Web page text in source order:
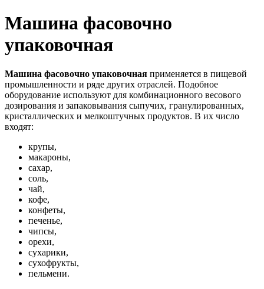
Машина фасовочно
упаковочная
Машина фасовочно упаковочная применяется в пищевой
промышленности и ряде других отраслей. Подобное
оборудование используют для комбинационного весового
дозирования и запаковывания сыпучих, гранулированных,
кристаллических и мелкоштучных продуктов. В их число
входят:
крупы,
макароны,
сахар,
соль,
чай,
кофе,
конфеты,
печенье,
чипсы,
орехи,
сухарики,
сухофрукты,
пельмени.